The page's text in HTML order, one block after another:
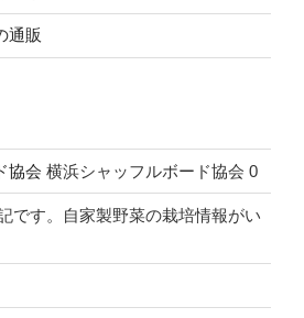
通販
協会 横浜シャッフルボード協会 0
です。自家製野菜の栽培情報がい